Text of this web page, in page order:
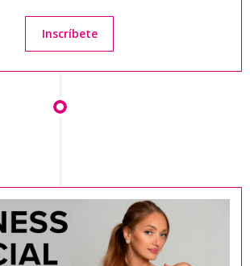
Inscríbete